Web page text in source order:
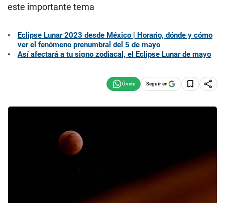
este importante tema
Eclipse Lunar 2023 desde México | Horario, dónde y cómo
ver el fenómeno prenumbral del 5 de mayo
Así afectará a tu signo zodiacal, el Eclipse Lunar de mayo
Seguir en